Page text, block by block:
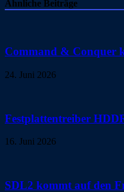
Ähnliche Beiträge
Command & Conquer
24. Juni 2026
Festplattentreiber
16. Juni 2026
SDL2 kommt auf den